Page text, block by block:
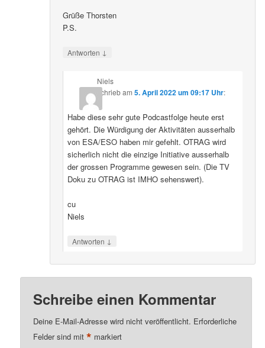
Grüße Thorsten
P.S.
Antworten ↓
Niels
schriebam 5. April 2022 um 09:17 Uhr:
Habe diese sehr gute Podcastfolge heute erst
gehört. Die Würdigung der Aktivitäten ausserhalb
von ESA/ESO haben mir gefehlt. OTRAG wird
sicherlich nicht die einzige Initiative ausserhalb
der grossen Programme gewesen sein. (Die TV
Doku zu OTRAG ist IMHO sehenswert).
cu
Niels
Antworten ↓
Schreibe einen Kommentar
Deine E-Mail-Adresse wird nicht veröffentlicht. Erforderliche
Felder sind mit* markiert